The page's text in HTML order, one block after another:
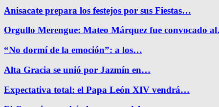
Anisacate prepara los festejos por sus Fiestas…
Orgullo Merengue: Mateo Márquez fue convocado
“No dormí de la emoción”: a los…
Alta Gracia se unió por Jazmín en…
Expectativa total: el Papa León XIV vendrá…